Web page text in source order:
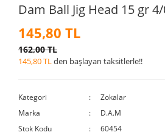
Dam Ball Jig Head 15 gr
145,80 TL
162,00 TL
145,80 TLden başlayan taksitlerle!!
Kategori
Zokalar
Marka
D.A.M
Stok Kodu
60454